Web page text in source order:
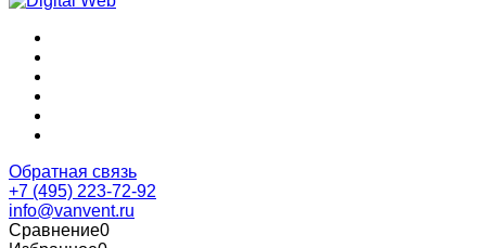
Обратная связь
+7 (495) 223-72-92
info@vanvent.ru
Сравнение0